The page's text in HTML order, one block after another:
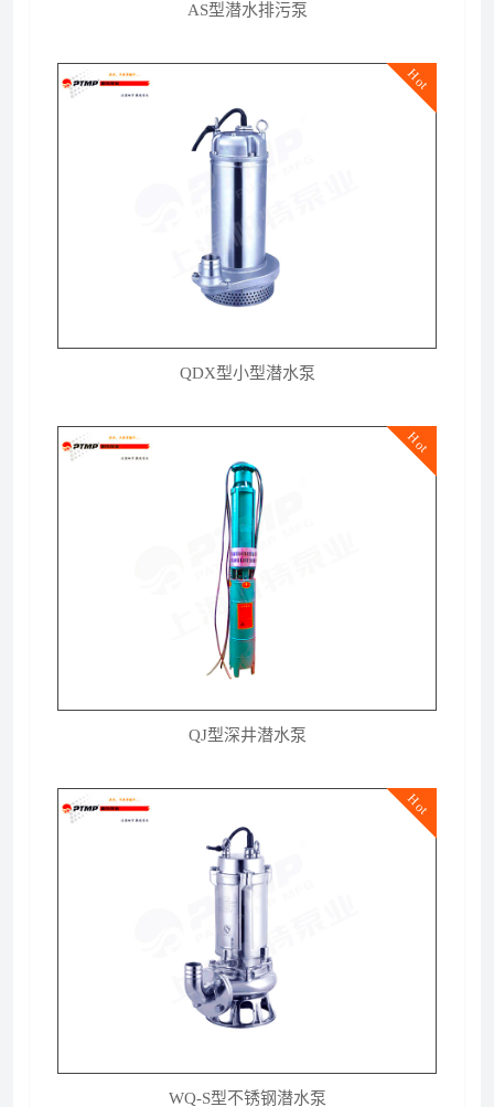
AS型潜水排污泵
Hot
QDX型小型潜水泵
Hot
QJ型深井潜水泵
Hot
WQ-S型不锈钢潜水泵